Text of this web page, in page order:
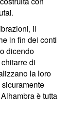
il
in fin dei conti
dicendo
di
la loro
è tutta